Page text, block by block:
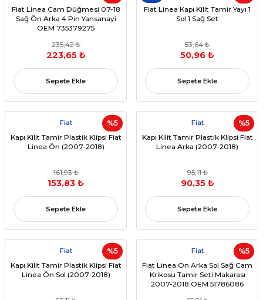
Fiat Linea Cam Düğmesi 07-18
Sağ Ön Arka 4 Pin Yansanayi
OEM 735379275
235,42 ₺
223,65 ₺
Sepete Ekle
Fiat Linea Kapı Kilit Tamir Yayı 1
Sol 1 Sağ Set
53,64 ₺
50,96 ₺
Sepete Ekle
%5
Fiat
Kapı Kilit Tamir Plastik Klipsi Fiat
Linea Ön (2007-2018)
161,93 ₺
153,83 ₺
Sepete Ekle
%5
Fiat
Kapı Kilit Tamir Plastik Klipsi Fiat
Linea Arka (2007-2018)
95,11 ₺
90,35 ₺
Sepete Ekle
%5
Fiat
Kapı Kilit Tamir Plastik Klipsi Fiat
Linea Ön Sol (2007-2018)
%5
Fiat
Fiat Linea Ön Arka Sol Sağ Cam
Krikosu Tamir Seti Makarası
2007-2018 OEM 51786086